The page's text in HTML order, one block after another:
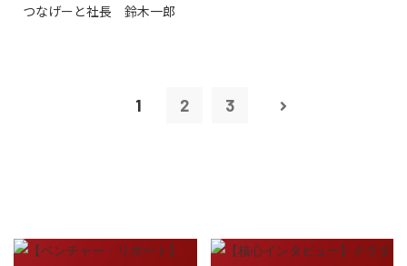
つなげーと社長 鈴木一郎
1 2 3